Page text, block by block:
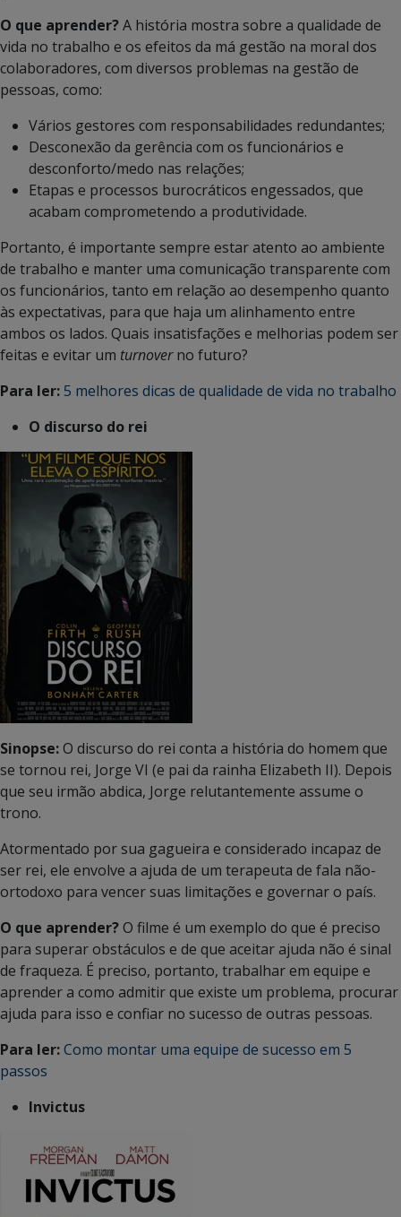
O que aprender?A história mostra sobre a qualidade de
vida no trabalho e os efeitos da má gestão na moral dos
colaboradores, com diversos problemas na gestão de
pessoas, como:
Vários gestores com responsabilidades redundantes;
Desconexão da gerência com os funcionários e
desconforto/medo nas relações;
Etapas e processos burocráticos engessados, que
acabam comprometendo a produtividade.
Portanto, é importante sempre estar atento ao ambiente
de trabalho e manter uma comunicação transparente com
os funcionários, tanto em relação ao desempenho quanto
às expectativas, para que haja um alinhamento entre
ambos os lados. Quais insatisfações e melhorias podem ser
feitas e evitar um turnoverno futuro?
Para ler:5 melhores dicas de qualidade de vida no trabalho
O discurso do rei
Sinopse:O discurso do rei conta a história do homem que
se tornou rei, Jorge VI (e pai da rainha Elizabeth II). Depois
que seu irmão abdica, Jorge relutantemente assume o
trono.
Atormentado por sua gagueira e considerado incapaz de
ser rei, ele envolve a ajuda de um terapeuta de fala não-
ortodoxo para vencer suas limitações e governar o país.
O que aprender?O filme é um exemplo do que é preciso
para superar obstáculos e de que aceitar ajuda não é sinal
de fraqueza. É preciso, portanto, trabalhar em equipe e
aprender a como admitir que existe um problema, procurar
ajuda para isso e confiar no sucesso de outras pessoas.
Para ler:Como montar uma equipe de sucesso em 5
passos
Invictus